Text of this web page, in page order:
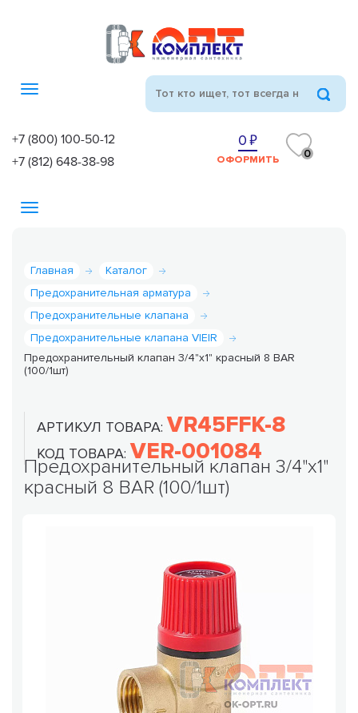
Toggle
+7 (800) 100-50-12
+7 (812) 648-38-98
0
ОФОРМИТЬ 0
Toggle
Главная
Каталог
Предохранительная арматура
Предохранительные клапана
Предохранительные клапана VIEIR
Предохранительный клапан 3/4"х1" красный 8 BAR
(100/1шт)
АРТИКУЛ ТОВАРА: VR45FFK-8
КОД ТОВАРА: VER-001084
Предохранительный клапан 3/4"х1"
красный 8 BAR (100/1шт)